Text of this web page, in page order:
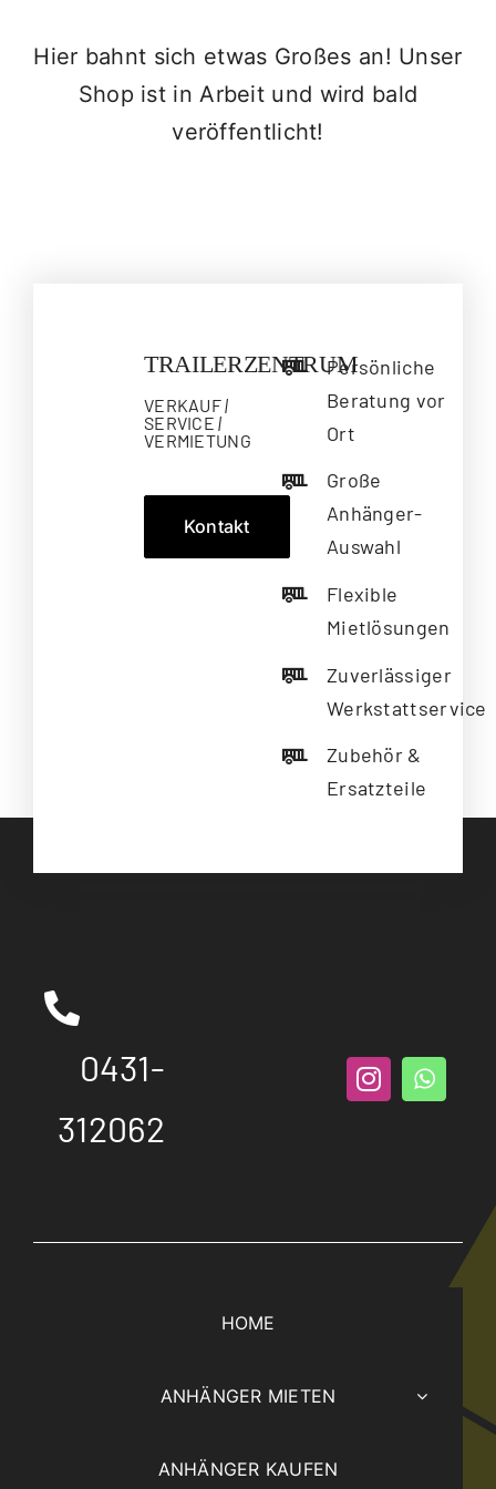
KONTAKT
Hier bahnt sich etwas Großes an! Unser
Shop ist in Arbeit und wird bald
veröffentlicht!
TRAILERZENTRUM
VERKAUF|
SERVICE|
VERMIETUNG
Kontakt
Persönliche
Beratung vor
Ort
Große
Anhänger-
Auswahl
Flexible
Mietlösungen
Zuverlässiger
Werkstattservice
Zubehör &
Ersatzteile
0431-
312062
HOME
ANHÄNGER MIETEN
ANHÄNGER KAUFEN